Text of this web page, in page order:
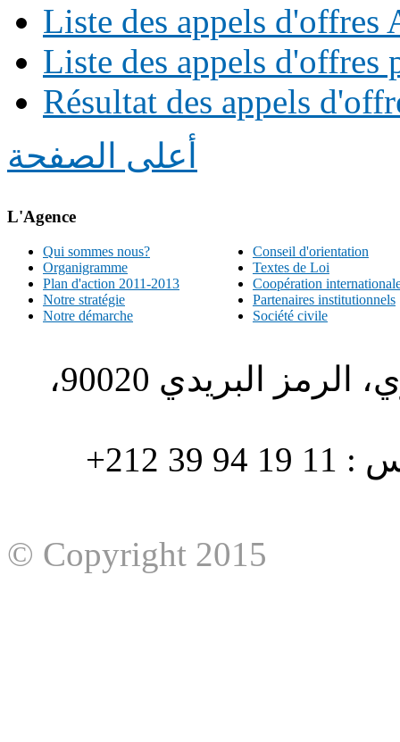
Liste des appels d'offres
Liste des appels d'offres
Résultat des appels
أعلى الصفحة
L'Agence
Qui sommes nous?
Organigramme
Plan d'action 2011-2013
Notre stratégie
Notre démarche
Conseil d'orientation
Textes de Loi
Coopération
Partenaires institutionnels
Société civile
الطبري ص.ب. 1196، الحي الاداري، الرمز البريدي 90020،
هاتف : 90/88 32 94 39 212+ فاكس : 11 19 94 39 212+
© Copyright 2015